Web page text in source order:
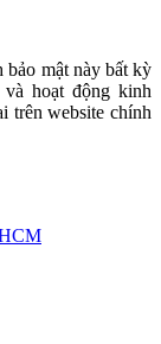
bảo mật này bất kỳ
hoạt động kinh
trên website chính